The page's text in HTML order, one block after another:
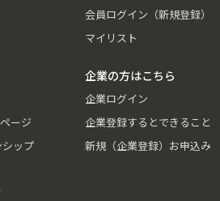
ージ
ップ
会員ログイン（新規登録）
マイリスト
企業の方はこちら
企業ログイン
企業登録するとできること
新規（企業登録）お申込み